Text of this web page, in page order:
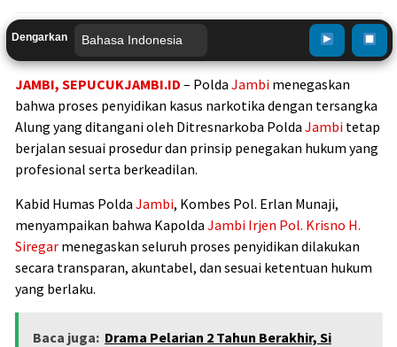
Dengarkan
JAMBI, SEPUCUKJAMBI.ID – Polda Jambi menegaskan
bahwa proses penyidikan kasus narkotika dengan tersangka
Alung yang ditangani oleh Ditresnarkoba Polda Jambi tetap
berjalan sesuai prosedur dan prinsip penegakan hukum yang
profesional serta berkeadilan.
Kabid Humas Polda Jambi, Kombes Pol. Erlan Munaji,
menyampaikan bahwa Kapolda Jambi Irjen Pol. Krisno H.
Siregar menegaskan seluruh proses penyidikan dilakukan
secara transparan, akuntabel, dan sesuai ketentuan hukum
yang berlaku.
Baca juga: Drama Pelarian 2 Tahun Berakhir, Si